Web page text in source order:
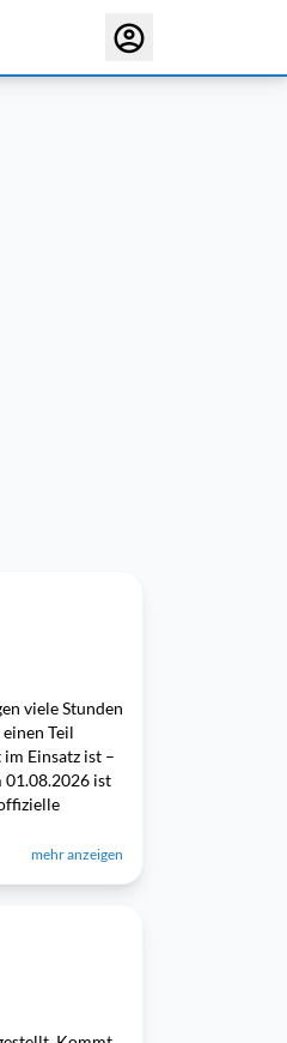
viele Stunden
Teil
Einsatz ist –
01.08.2026 ist
mehr anzeigen